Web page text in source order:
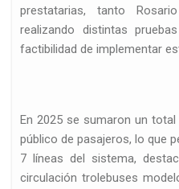
prestatarias, tanto
realizando distintas
factibilidad de implementar
En 2025 se sumaron un
público de pasajeros, lo que
7 líneas del sistema,
circulación trolebuses